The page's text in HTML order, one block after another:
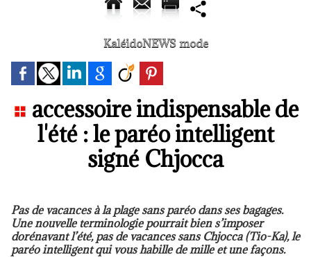
KaléidoNEWS mode
accessoire indispensable de
l'été : le paréo intelligent
signé Chjocca
Pas de vacances à la plage sans paréo dans ses bagages.
Une nouvelle terminologie pourrait bien s’imposer
dorénavant l’été, pas de vacances sans Chjocca (Tio-Ka), le
paréo intelligent qui vous habille de mille et une façons.